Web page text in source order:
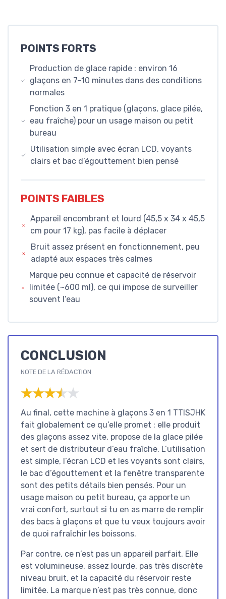
POINTS FORTS
Production de glace rapide : environ 16
glaçons en 7–10 minutes dans des conditions
normales
Fonction 3 en 1 pratique (glaçons, glace pilée,
eau fraîche) pour un usage maison ou petit
bureau
Utilisation simple avec écran LCD, voyants
clairs et bac d’égouttement bien pensé
POINTS FAIBLES
Appareil encombrant et lourd (45,5 x 34 x 45,5
cm pour 17 kg), pas facile à déplacer
Bruit assez présent en fonctionnement, peu
adapté aux espaces très calmes
Marque peu connue et capacité de réservoir
limitée (~600 ml), ce qui impose de surveiller
souvent l’eau
CONCLUSION
NOTE DE LA RÉDACTION
★★★★★
★★★★★
Au final, cette machine à glaçons 3 en 1 TTISJHK
fait globalement ce qu’elle promet : elle produit
des glaçons assez vite, propose de la glace pilée
et sert de distributeur d’eau fraîche. L’utilisation
est simple, l’écran LCD et les voyants sont clairs,
le bac d’égouttement et la fenêtre transparente
sont des petits détails bien pensés. Pour un
usage maison ou petit bureau, ça apporte un
vrai confort, surtout si tu en as marre de remplir
des bacs à glaçons et que tu veux toujours avoir
de quoi rafraîchir les boissons.
Par contre, ce n’est pas un appareil parfait. Elle
est volumineuse, assez lourde, pas très discrète
niveau bruit, et la capacité du réservoir reste
limitée. La marque n’est pas très connue, donc